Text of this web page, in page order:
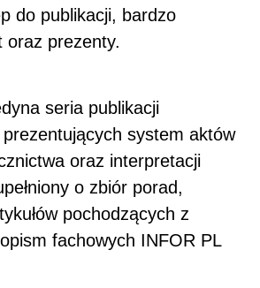
do publikacji, bardzo
oraz prezenty.
seria publikacji
system aktów
oraz interpretacji
o zbiór porad,
pochodzących z
fachowych INFOR PL